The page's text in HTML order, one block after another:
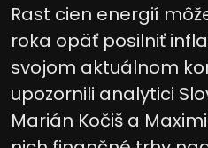
Rast cien energií
roka opäť posilniť
svojom aktuálnom
upozornili analytici
Marián Kočiš a